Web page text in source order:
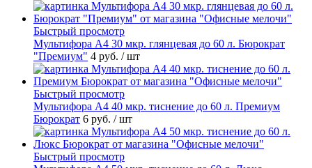
Быстрый просмотр
Мультифора А4 30 мкр. глянцевая до 60 л. Бюрократ
"Премиум" 4 руб. / шт
Быстрый просмотр
Мультифора А4 40 мкр. тиснение до 60 л. Премиум
Бюрократ 6 руб. / шт
Быстрый просмотр